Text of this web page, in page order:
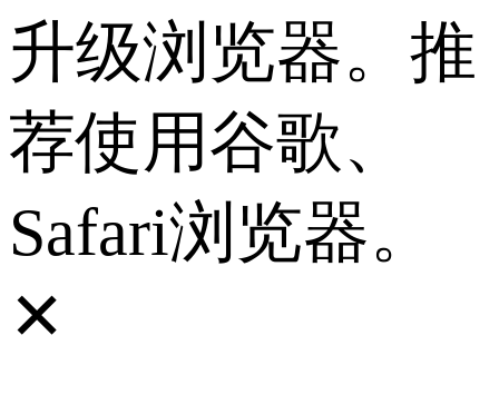
升级浏览器。推
荐使用谷歌、
Safari浏览器。
✕